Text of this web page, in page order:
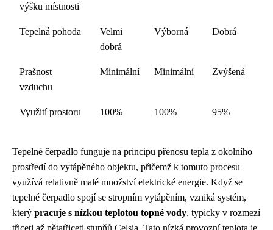
výšku místnosti
Tepelná pohoda
Velmi
dobrá
Výborná Dobrá
Prašnost
vzduchu
Minimální Minimální Zvýšená
Využití prostoru 100% 100% 95%
Tepelné čerpadlo funguje na principu přenosu tepla z okolního
prostředí do vytápěného objektu, přičemž k tomuto procesu
využívá relativně malé množství elektrické energie. Když se
tepelné čerpadlo spojí se stropním vytápěním, vzniká systém,
který pracuje s nízkou teplotou topné vody, typicky v rozmezí
třiceti až pětatřiceti stupňů Celsia. Tato nízká provozní teplota je